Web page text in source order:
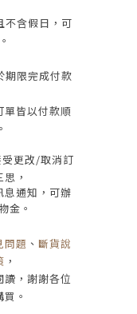
不含假日 ， 可
。
期限完成付款
單皆以付款順
。
更改/取消訂
思 ，
息通知，可辦
金。
問題 、 斷貨說
，
，謝謝各位
買 。